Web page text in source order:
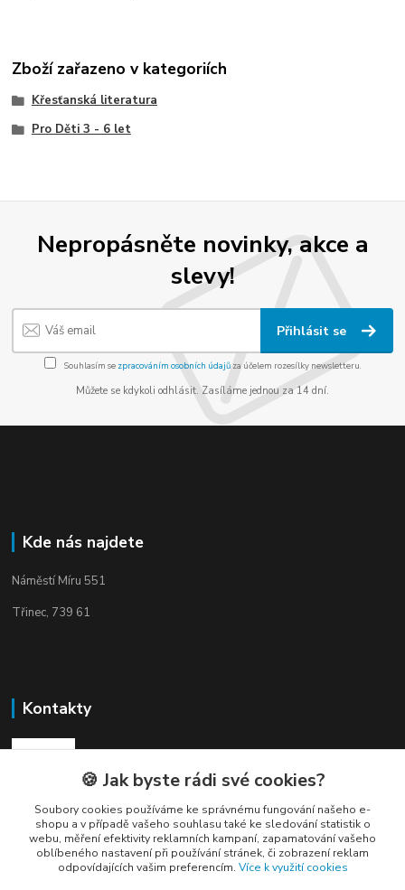
Zboží zařazeno v kategoriích
Křesťanská literatura
Pro Děti 3 - 6 let
Nepropásněte novinky, akce a
slevy!
Přihlásit se
Souhlasím se zpracováním osobních údajůza účelem rozesílky newsletteru.
Můžete se kdykoli odhlásit. Zasíláme jednou za 14 dní.
Kde nás najdete
Náměstí Míru 551
Třinec, 739 61
Kontakty
Elogos
Petr Nedvídek
🍪 Jak byste rádi své cookies?
Soubory cookies používáme ke správnému fungování našeho e-
shopu a v případě vašeho souhlasu také ke sledování statistik o
webu, měření efektivity reklamních kampaní, zapamatování vašeho
oblíbeného nastavení při používání stránek, či zobrazení reklam
odpovídajících vašim preferencím. Více k využití cookies